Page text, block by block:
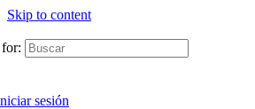
Skip to content
for:
sesión